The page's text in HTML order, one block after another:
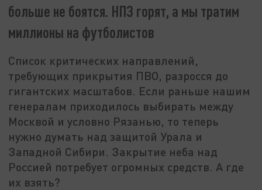
больше не боятся. НПЗ горят, а мы тратим
миллионы на футболистов
Список критических направлений,
требующих прикрытия ПВО, разросся до
гигантских масштабов. Если раньше нашим
генералам приходилось выбирать между
Москвой и условно Рязанью, то теперь
нужно думать над защитой Урала и
Западной Сибири. Закрытие неба над
Россией потребует огромных средств. А где
их взять?